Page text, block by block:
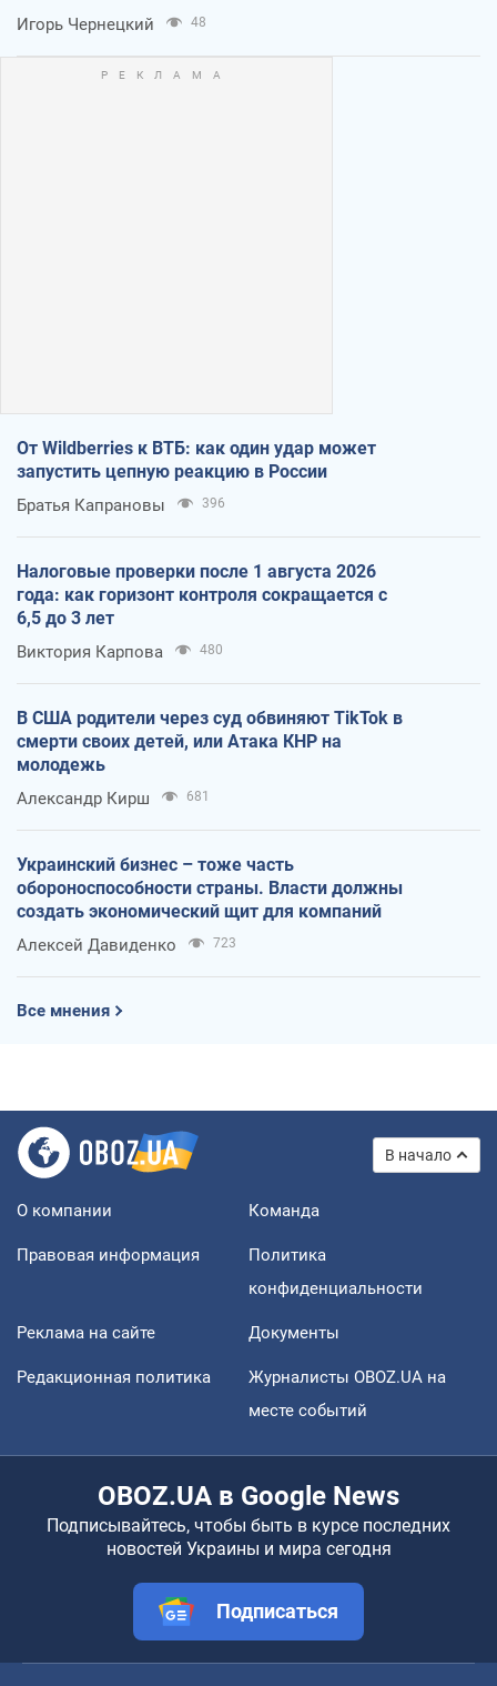
Игорь Чернецкий 48
От Wildberries к ВТБ: как один удар может
запустить цепную реакцию в России
Братья Капрановы 396
Налоговые проверки после 1 августа 2026
года: как горизонт контроля сокращается с
6,5 до 3 лет
Виктория Карпова 480
В США родители через суд обвиняют TikTok в
смерти своих детей, или Атака КНР на
молодежь
Александр Кирш 681
Украинский бизнес – тоже часть
обороноспособности страны. Власти должны
создать экономический щит для компаний
Алексей Давиденко 723
Все мнения
В начало
О компании Команда
Правовая информация
Политика
конфиденциальности
Реклама на сайте Документы
Редакционная политика
Журналисты OBOZ.UA на
месте событий
OBOZ.UA в Google News
Подписывайтесь, чтобы быть в курсе последних
новостей Украины и мира сегодня
Подписаться